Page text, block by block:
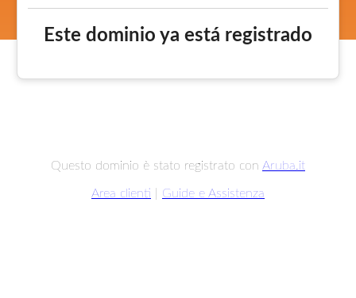
Este dominio ya está registrado
Questo dominio è stato registrato con Aruba.it
Area clienti Guide e Assistenza